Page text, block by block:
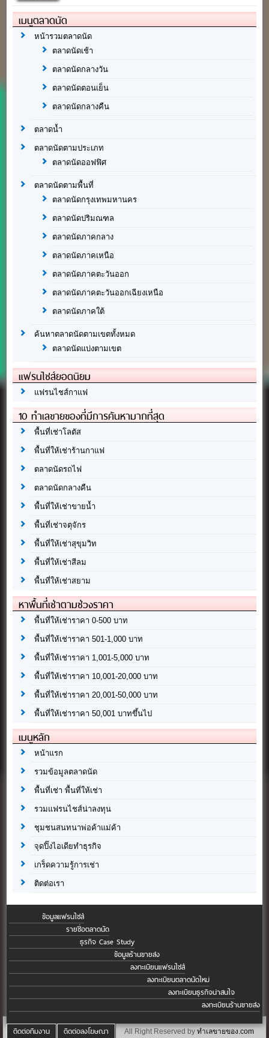
เมนูตลาดนัด
หน้ารวมตลาดนัด
ตลาดนัดเช้า
ตลาดนัดกลางวัน
ตลาดนัดตอนเย็น
ตลาดนัดกลางคืน
ตลาดน้ำ
ตลาดนัดตามประเภท
ตลาดนัดออฟฟิศ
ตลาดนัดตามพื้นที่
ตลาดนัดกรุงเทพมหานคร
ตลาดนัดปริมณฑล
ตลาดนัดภาคกลาง
ตลาดนัดภาคเหนือ
ตลาดนัดภาคตะวันออก
ตลาดนัดภาคตะวันออกเฉียงเหนือ
ตลาดนัดภาคใต้
ค้นหาตลาดนัดตามเขตทั้งหมด
ตลาดนัดแบ่งตามเขต
แฟรนไชส์ยอดนิยม
แฟรนไชส์กาแฟ
10 ทำเลขายของที่มีการค้นหามากที่สุด
พื้นที่เช่าโลตัส
พื้นที่ให้เช่าร้านกาแฟ
ตลาดนัดรถไฟ
ตลาดนัดกลางคืน
พื้นที่ให้เช่าขายน้ำ
พื้นที่เช่าจตุจักร
พื้นที่ให้เช่าสุขุมวิท
พื้นที่ให้เช่าสีลม
พื้นที่ให้เช่าสยาม
หาพื้นที่เช่าตามช่วงราคา
พื้นที่ให้เช่าราคา 0-500 บาท
พื้นที่ให้เช่าราคา 501-1,000 บาท
พื้นที่ให้เช่าราคา 1,001-5,000 บาท
พื้นที่ให้เช่าราคา 10,001-20,000 บาท
พื้นที่ให้เช่าราคา 20,001-50,000 บาท
พื้นที่ให้เช่าราคา 50,001 บาทขึ้นไป
เมนูหลัก
หน้าแรก
รวมข้อมูลตลาดนัด
พื้นที่เช่า พื้นที่ให้เช่า
รวมแฟรนไชส์น่าลงทุน
ชุมชนสนทนาพ่อค้าแม่ค้า
จุดปิ๊งไอเดียทำธุรกิจ
เกร็ดความรู้การเช่า
ติดต่อเรา
ข้อมูลแฟรนไชส์
รายชื่อตลาดนัด
ธุรกิจ Case Study
ข้อมูลร้านขายส่ง
ลงทะเบียนแฟรนไชส์
ลงทะเบียนตลาดนัดใหม่
ลงทะเบียนธุรกิจน่าสนใจ
ลงทะเบียนร้านขายส่ง
ติดต่อทีมงาน ติดต่อลงโฆษณา All Right Reserved by ทำเลขายของ.com